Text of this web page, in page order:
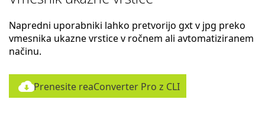
Napredni uporabniki lahko pretvorijo gxt v jpg preko
vmesnika ukazne vrstice v ročnem ali avtomatiziranem
načinu.
Prenesite reaConverter Pro z CLI